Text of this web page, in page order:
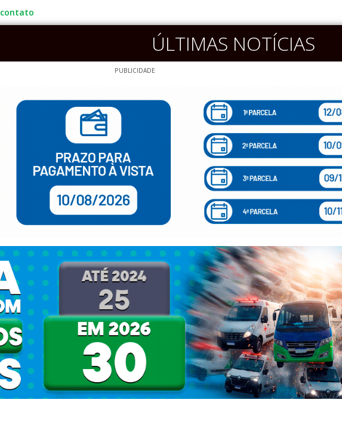
contato
ÚLTIMAS NOTÍCIAS
PUBLICIDADE